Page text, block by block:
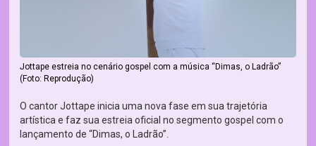
Jottape estreia no cenário gospel com a música “Dimas, o Ladrão”
(Foto: Reprodução)
O cantor Jottape inicia uma nova fase em sua trajetória
artística e faz sua estreia oficial no segmento gospel com o
lançamento de “Dimas, o Ladrão”.